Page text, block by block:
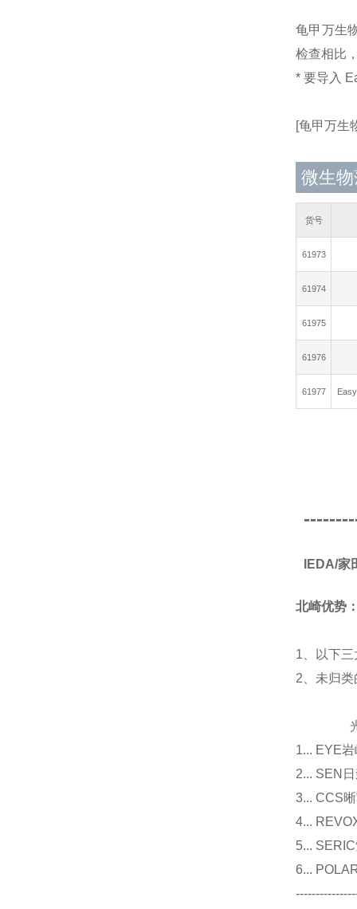
龟甲万生
检查相比
* 要导入
[龟甲万生
微生
货号
61973
61974
61975
61976
61977
IEDA/家
北崎优势
1、以下
2、未归
光源
1... EYE
2... SEN
3... CCS
4...
5...
6...